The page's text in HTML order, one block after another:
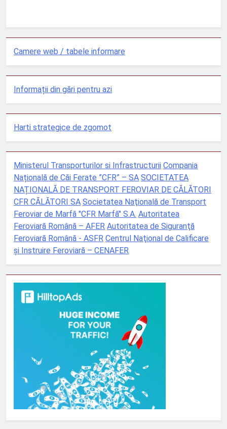
Camere web / tabele informare
Informații din gări pentru azi
Harti strategice de zgomot
Ministerul Transporturilor si Infrastructurii Compania
Națională de Căi Ferate ”CFR” – SA SOCIETATEA
NAȚIONALĂ DE TRANSPORT FEROVIAR DE CĂLĂTORI
CFR CĂLĂTORI SA Societatea Naţională de Transport
Feroviar de Marfă "CFR Marfă" S.A. Autoritatea
Feroviară Română – AFER Autoritatea de Siguranţă
Feroviară Română - ASFR Centrul Naţional de Calificare
şi Instruire Feroviară – CENAFER